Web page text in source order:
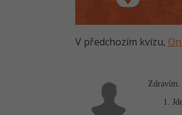
V předchozím kvízu,
Zdravím.